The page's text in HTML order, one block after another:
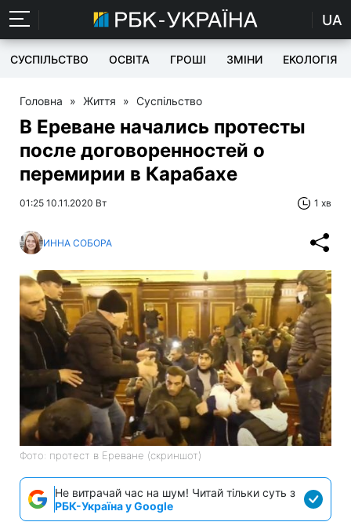
UA
СУСПІЛЬСТВО ОСВІТА ГРОШІ ЗМІНИ ЕКОЛОГІЯ
Головна » Життя » Суспільство
В Ереване начались протесты
после договоренностей о
перемирии в Карабахе
01:25 10.11.2020 Вт 1 хв
ИННА СОБОРА
Фото: протест в Ереване (скриншот)
Не витрачай час на шум! Читай тільки суть з
РБК-Україна у Google